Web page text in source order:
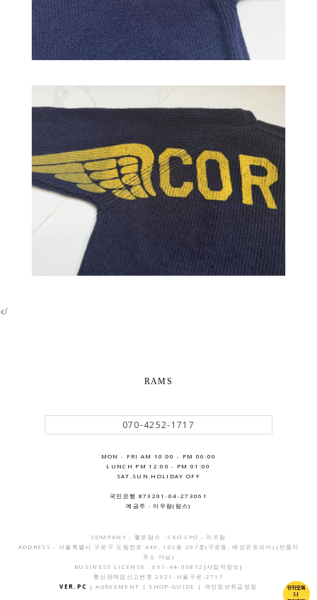
</
RAMS
070-4252-1717
MON - FRI AM 10:00 - PM 06:00
LUNCH PM 12:00 - PM 01:00
SAT.SUN.HOLIDAY OFF
국민은행 873201-04-273061
예금주 : 이우람(람스)
COMPANY - 헬로람스 . CEO CPO - 이우람
ADDRESS - 서울특별시 구로구 도림천로 446, 102동 207호(구로동, 예성유토피아) (반품지
주소 아님)
BUSINESS LICENSE : 691-44-00872 [사업자정보]
통신판매업신고번호 2021-서울구로-2717
VER.PC
|AGREEMENT | SHOP-GUIDE | 개인정보취급방침